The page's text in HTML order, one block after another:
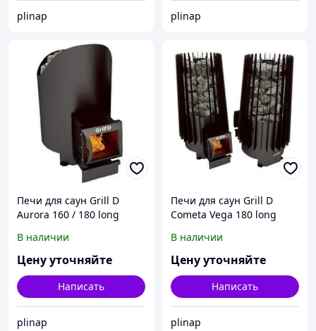
plinap plinap
Печи для саун Grill D
Aurora 160 / 180 long
В наличии
Цену уточняйте
Написать
plinap
Печи для саун Grill D
Cometa Vega 180 long
В наличии
Цену уточняйте
Написать
plinap